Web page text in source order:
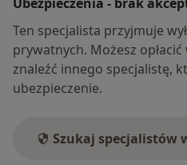
Ten specjalista przyjmuje
prywatnych. Możesz
znaleźć innego specjalistę,
ubezpieczenie.
Szukaj specjalistów